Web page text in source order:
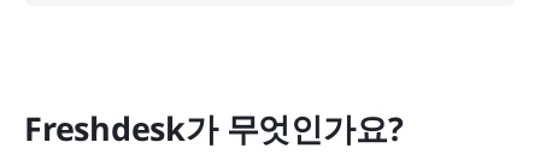
Freshdesk가 무엇인가요?